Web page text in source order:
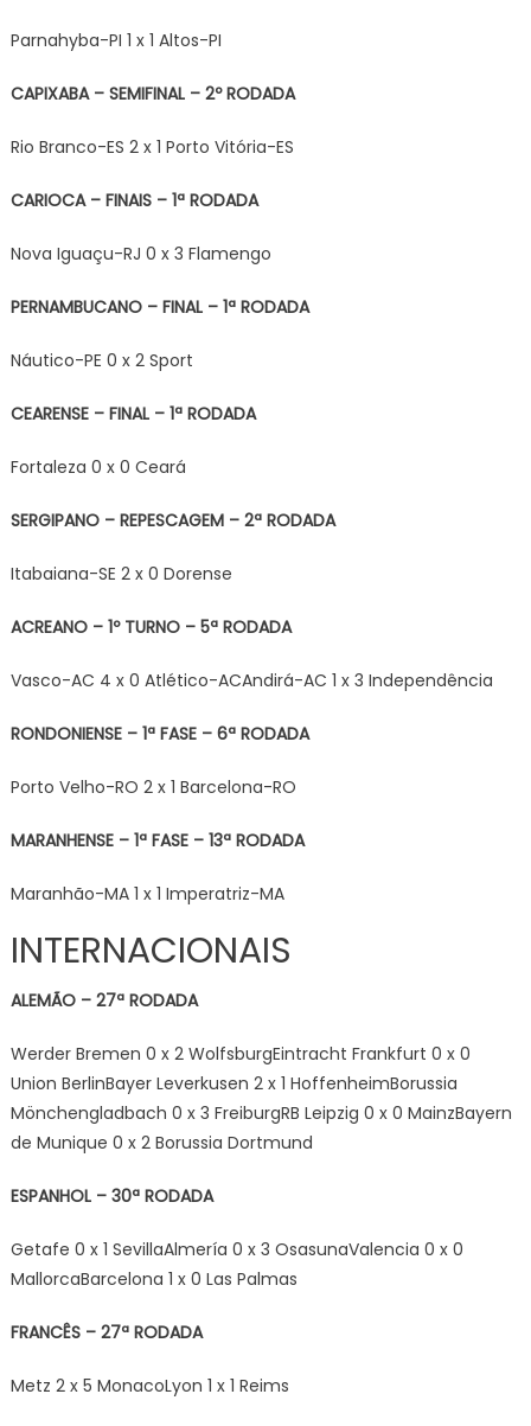
Parnahyba-PI 1 x 1 Altos-PI
CAPIXABA – SEMIFINAL – 2º RODADA
Rio Branco-ES 2 x 1 Porto Vitória-ES
CARIOCA – FINAIS – 1ª RODADA
Nova Iguaçu-RJ 0 x 3 Flamengo
PERNAMBUCANO – FINAL – 1ª RODADA
Náutico-PE 0 x 2 Sport
CEARENSE – FINAL – 1ª RODADA
Fortaleza 0 x 0 Ceará
SERGIPANO – REPESCAGEM – 2ª RODADA
Itabaiana-SE 2 x 0 Dorense
ACREANO – 1º TURNO – 5ª RODADA
Vasco-AC 4 x 0 Atlético-ACAndirá-AC 1 x 3 Independência
RONDONIENSE – 1ª FASE – 6ª RODADA
Porto Velho-RO 2 x 1 Barcelona-RO
MARANHENSE – 1ª FASE – 13ª RODADA
Maranhão-MA 1 x 1 Imperatriz-MA
INTERNACIONAIS
ALEMÃO – 27ª RODADA
Werder Bremen 0 x 2 WolfsburgEintracht Frankfurt 0 x 0
Union BerlinBayer Leverkusen 2 x 1 HoffenheimBorussia
Mönchengladbach 0 x 3 FreiburgRB Leipzig 0 x 0 MainzBayern
de Munique 0 x 2 Borussia Dortmund
ESPANHOL – 30ª RODADA
Getafe 0 x 1 SevillaAlmería 0 x 3 OsasunaValencia 0 x 0
MallorcaBarcelona 1 x 0 Las Palmas
FRANCÊS – 27ª RODADA
Metz 2 x 5 MonacoLyon 1 x 1 Reims